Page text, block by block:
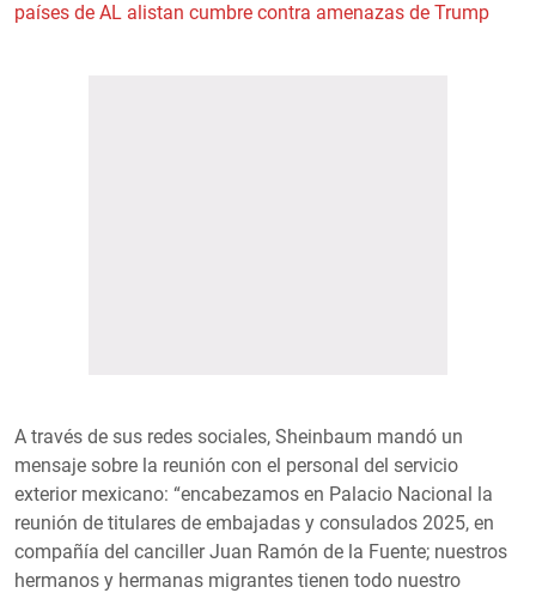
países de AL alistan cumbre contra amenazas de Trump
A través de sus redes sociales, Sheinbaum mandó un
mensaje sobre la reunión con el personal del servicio
exterior mexicano: encabezamos en Palacio Nacional la
reunión de titulares de embajadas y consulados 2025, en
compañía del canciller Juan Ramón de la Fuente; nuestros
hermanos y hermanas migrantes tienen todo nuestro